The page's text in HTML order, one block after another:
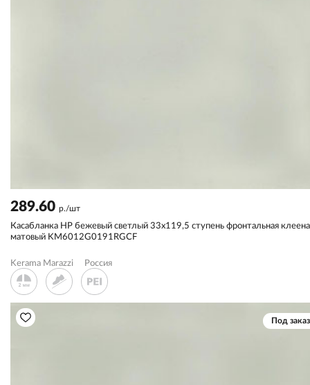
289.60 р./шт
Касабланка HP бежевый светлый 33х119,5 ступень фронтальная
матовый KM6012G0191RGCF
Kerama Marazzi Россия
Под заказ